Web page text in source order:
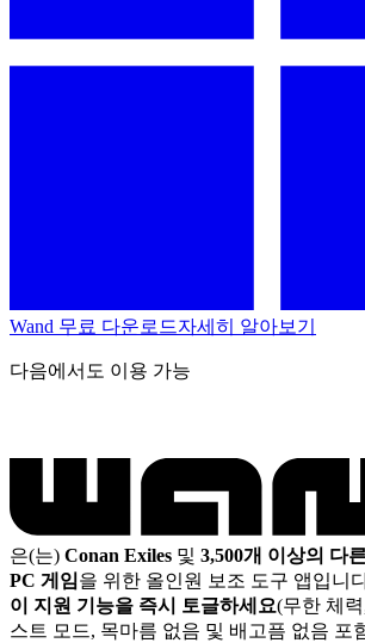
Wand 무료 다운로드자세히 알아보기
다음에서도 이용 가능
은(는) Conan Exiles 및 3,500개 이상의 다
PC 게임을 위한 올인원 보조 도구 앱입니
이 지원 기능을 즉시 토글하세요(무한 체
스트 모드, 목마름 없음 및 배고픔 없음 포